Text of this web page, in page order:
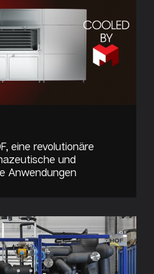
eine revolutionäre
und
Anwendungen